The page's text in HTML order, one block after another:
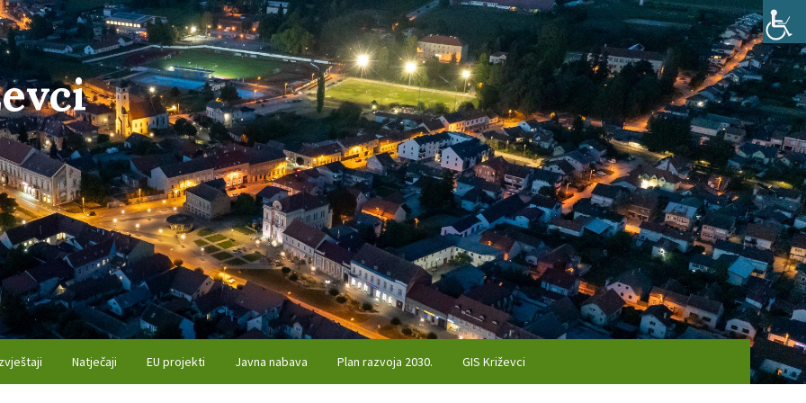
Natječaji EU projekti Javna nabava Plan razvoja 2030. GIS Križevci